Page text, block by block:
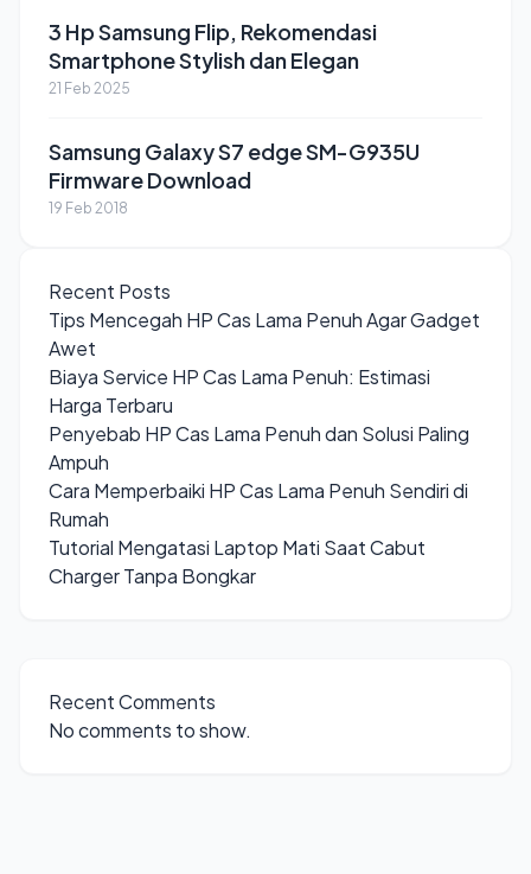
3 Hp Samsung Flip, Rekomendasi
Smartphone Stylish dan Elegan
21 Feb 2025
Samsung Galaxy S7 edge SM-G935U
Firmware Download
19 Feb 2018
Recent Posts
Tips Mencegah HP Cas Lama Penuh Agar Gadget
Awet
Biaya Service HP Cas Lama Penuh: Estimasi
Harga Terbaru
Penyebab HP Cas Lama Penuh dan Solusi Paling
Ampuh
Cara Memperbaiki HP Cas Lama Penuh Sendiri di
Rumah
Tutorial Mengatasi Laptop Mati Saat Cabut
Charger Tanpa Bongkar
Recent Comments
No comments to show.